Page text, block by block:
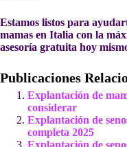
Estamos listos para
mamas en Italia con la
asesoría gratuita hoy
Publicaciones
Explantación de
considerar
Explantación de
completa 2025
Explantación de